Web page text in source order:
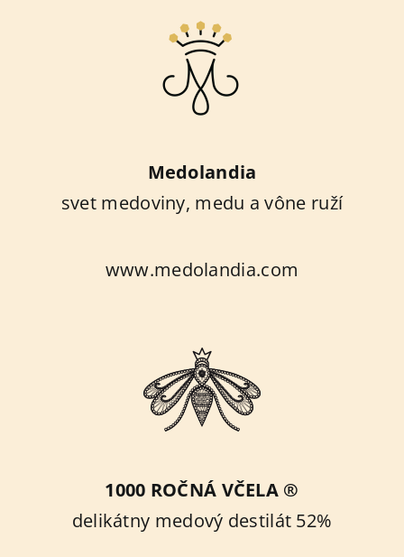
Medolandia
svet medoviny, medu a vône ruží
www.medolandia.com
1000 ROČNÁ VČELA ®
delikátny medový destilát 52%